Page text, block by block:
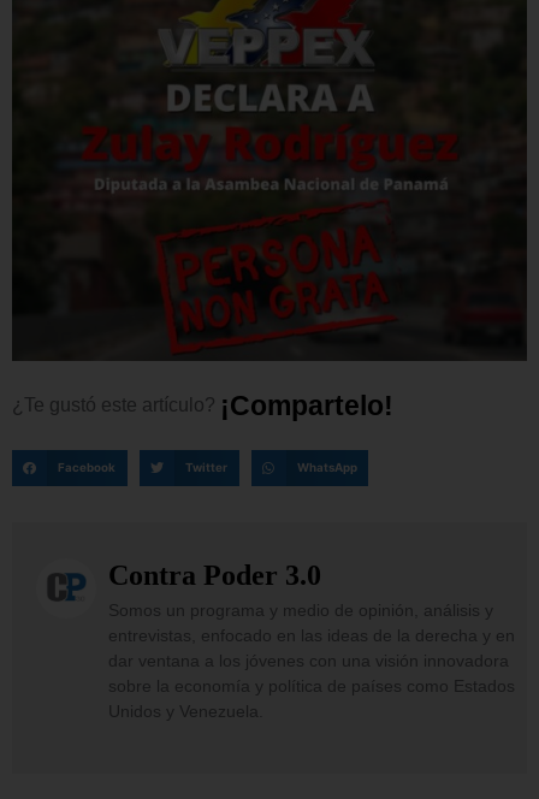
¿Te gustó este artículo? ¡Comparte o!
Facebook Twitter WhatsApp
Contra Poder 3.0
Somos un programa y medio de opinión, análisis y
entrevistas, enfocado en las ideas de la derecha y en
dar ventana a los jóvenes con una visión innovadora
sobre la economía y política de países como Estados
Unidos y Venezuela.